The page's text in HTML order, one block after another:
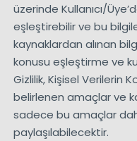
üzerinde Kullanıcı/
eşleştirebilir ve bu
kaynaklardan alınan
konusu eşleştirme ve
Gizlilik, Kişisel Verilerin
belirlenen amaçlar ve
sadece bu amaçlar
paylaşılabilecektir.